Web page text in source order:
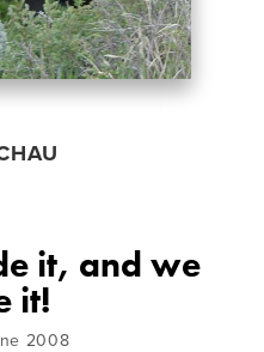
it, and we
it!
2008